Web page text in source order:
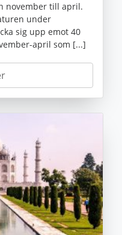
november till april.
under
sig upp emot 40
april som [...]